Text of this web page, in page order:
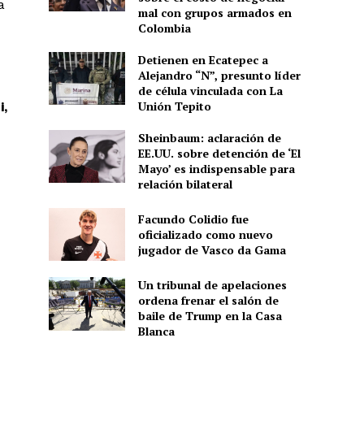
mal con grupos armados en
Colombia
Detienen en Ecatepec a
Alejandro “N”, presunto líder
de célula vinculada con La
Unión Tepito
Sheinbaum: aclaración de
EE.UU. sobre detención de ‘El
Mayo’ es indispensable para
relación bilateral
Facundo Colidio fue
oficializado como nuevo
jugador de Vasco da Gama
Un tribunal de apelaciones
ordena frenar el salón de
baile de Trump en la Casa
Blanca